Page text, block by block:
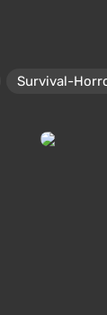
Survival-